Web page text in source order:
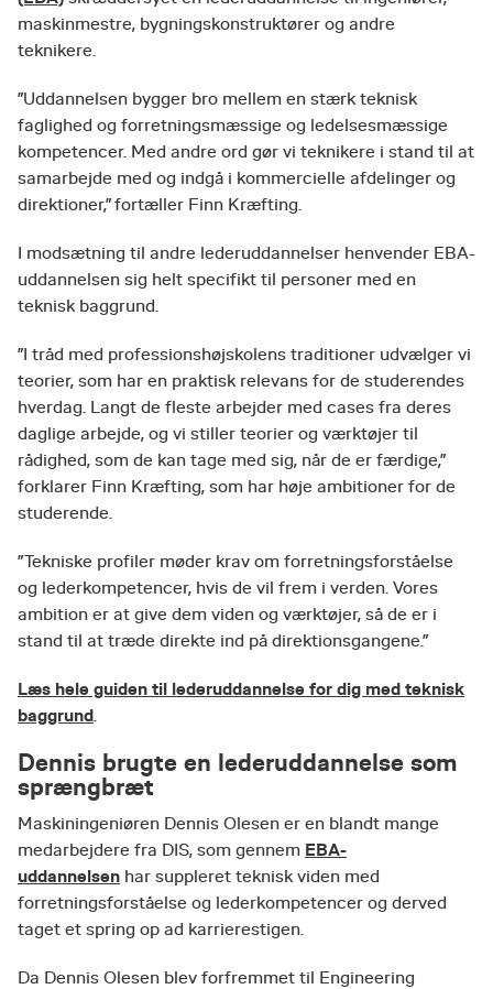
maskinmestre, bygningskonstruktører og andre
teknikere.
”Uddannelsen bygger bro mellem en stærk teknisk
faglighed og forretningsmæssige og ledelsesmæssige
kompetencer. Med andre ord gør vi teknikere i stand til at
samarbejde med og indgå i kommercielle afdelinger og
direktioner,” fortæller Finn Kræfting.
I modsætning til andre lederuddannelser henvender EBA-
uddannelsen sig helt specifikt til personer med en
teknisk baggrund.
”I tråd med professionshøjskolens traditioner udvælger vi
teorier, som har en praktisk relevans for de studerendes
hverdag. Langt de fleste arbejder med cases fra deres
daglige arbejde, og vi stiller teorier og værktøjer til
rådighed, som de kan tage med sig, når de er færdige,”
forklarer Finn Kræfting, som har høje ambitioner for de
studerende.
”Tekniske profiler møder krav om forretningsforståelse
og lederkompetencer, hvis de vil frem i verden. Vores
ambition er at give dem viden og værktøjer, så de er i
stand til at træde direkte ind på direktionsgangene.”
Læs hele guiden til lederuddannelse for dig med teknisk
baggrund.
Dennis brugte en lederuddannelse som
sprængbræt
Maskiningeniøren Dennis Olesen er en blandt mange
medarbejdere fra DIS, som gennem EBA-
uddannelsen har suppleret teknisk viden med
forretningsforståelse og lederkompetencer og derved
taget et spring op ad karrierestigen.
Da Dennis Olesen blev forfremmet til Engineering